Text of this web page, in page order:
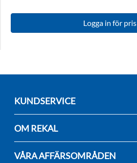
Logga in för pris
KUNDSERVICE
OM REKAL
VÅRA AFFÄRSOMRÅDEN